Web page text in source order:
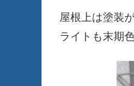
屋根上は塗装
ライトも末期